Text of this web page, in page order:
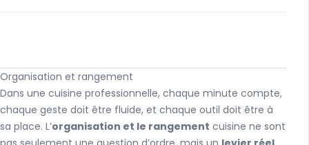
Organisation et rangement
Dans une cuisine professionnelle, chaque minute compte,
chaque geste doit être fluide, et chaque outil doit être à
sa place. L’organisation et le rangement cuisine ne sont